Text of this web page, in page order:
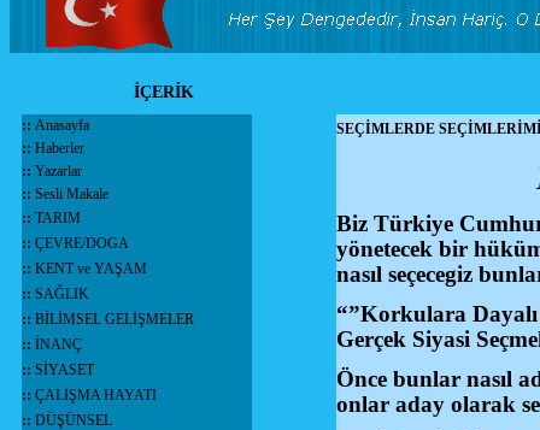
İÇERİK
:: Anasayfa
:: Haberler
:: Yazarlar
:: Sesli Makale
:: TARIM
:: ÇEVRE/DOGA
:: KENT ve YAŞAM
:: SAĞLIK
:: BİLİMSEL GELİŞMELER
:: İNANÇ
:: SİYASET
:: ÇALIŞMA HAYATI
:: DÜŞÜNSEL
SEÇİMLERDE
Biz Türkiye
yönetecek bir
nasıl seçecegiz
“”Korkulara
Gerçek Siyasi
Önce bunlar nasıl
onlar aday olarak